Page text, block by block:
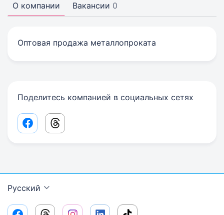
О компании Вакансии 0
Оптовая продажа металлопроката
Поделитесь компанией в социальных сетях
Facebook share link
Threads share link
Русский